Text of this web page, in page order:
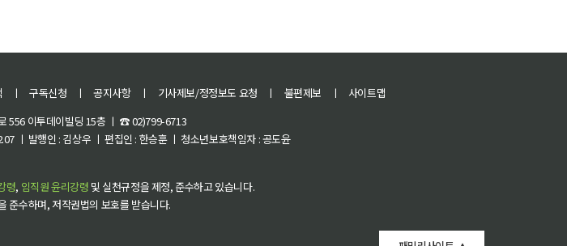
ㅣ 구독신청 ㅣ 공지사항 ㅣ 기사제보/정정보도 요청 ㅣ 불편제보 ㅣ
사이트맵
556 이투데이빌딩 15층 ㅣ ☎ 02)799-6713
ㅣ 발행인 : 김상우 ㅣ 편집인 : 한승훈 ㅣ 청소년보호책임자 : 공도윤
령, 임직원 윤리강령 및 실천규정을 제정, 준수하고 있습니다.
준수하며, 저작권법의 보호를 받습니다.